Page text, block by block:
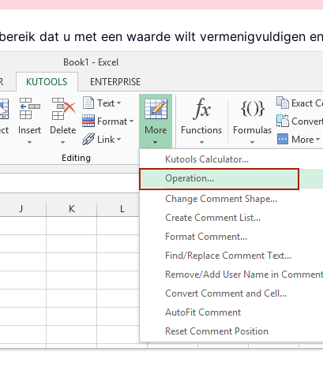
dat u met een waarde wilt vermenigvuldigen